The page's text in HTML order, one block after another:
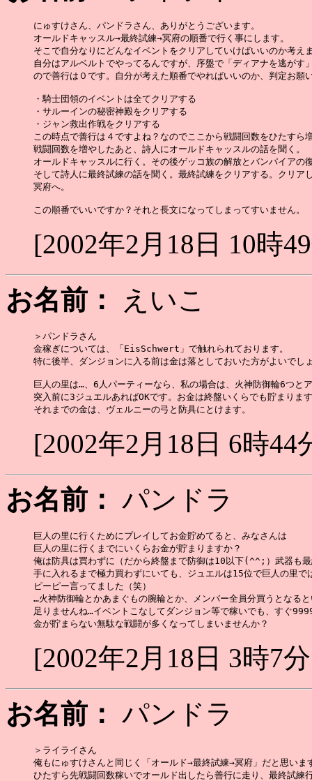
にゅすけさん、パンドラさん、ありがとうございます。
オールドキャッスル→最終試練→冥府の順番で行く事にします。
そこで自分なりにどんなイベントをクリアしていけばいいのか考え
自分はアルベルトでやってるんですが、序盤で「ディアナを逃がす
ので善行は０です。自分が考えた順番でやればいいのか、判定お願
・騎士団領のイベントは全てクリアする
・サルーインの秘密神殿をクリアする
・ジャン救出作戦をクリアする
この時点で善行は４ですよね？なのでここから戦闘回数をひたすら
戦闘回数を増やしたあと、詩人にオールドキャッスルの話を聞く。
オールドキャッスルに行く。その後ゲッコ族の解放とバンパイアの
そして詩人に最終試練の話を聞く。最終試練をクリアする。クリア
冥府へ。
[2002年2月18日 10時
お名前：
えいこ
＞パンドラさん
金稼ぎについては、「EisSchwert」で触れられております。
特に後半、ダンジョンに入る前は金は落としておいた方がよいでし
巨人の里は…、6人パーティーなら、私の場合は、火神防御輪6つと
突入前に3ジュエルあればOKです。お金は終盤いくらでも貯まりま
[2002年2月18日 6時44
お名前： パンドラ
巨人の里に行くためにプレイしてお金貯めてると、みなさんは
巨人の里に行くまでにいくらお金が貯まりますか？
俺は防具は買わずに（だから終盤まで防御は10以下(^^;）武器も
手に入れるまで極力買わずにいても、ジュエルは15位で巨人の里で
ピーピー言ってました（笑）
…火神防御輪とかあまぐもの腕輪とか、メンバー全員分買うとなる
足りませんね…イベントこなしてダンジョン等で稼いでも、すぐ
[2002年2月18日 3時7
お名前： パンドラ
＞ライライさん
俺もにゅすけさんと同じく「オールド→最終試練→冥府」だと思いま
ひたすら先戦闘回数稼いでオールド出したら善行に走り、最終試練